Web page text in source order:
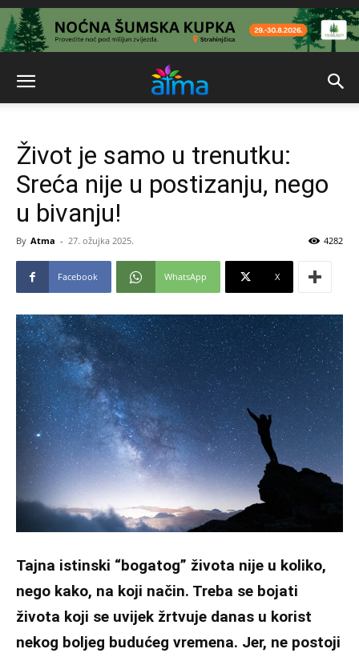
Život je samo u trenutku:
Sreća nije u postizanju, nego
u bivanju!
By Atma - 27. ožujka 2025. 4282
Facebook WhatsApp X
Tajna istinski “bogatog” života nije u koliko,
nego kako, na koji način. Treba se bojati
života koji se uvijek žrtvuje danas u korist
nekog boljeg budućeg vremena. Jer, ne postoji